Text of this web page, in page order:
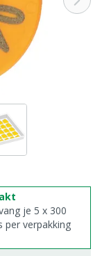
je 5 x 300
per verpakking